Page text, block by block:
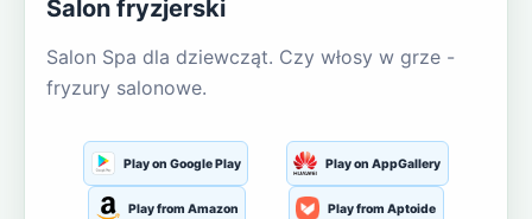
Salon fryzjerski
Salon Spa dla dziewcząt. Czy włosy w grze -
fryzury salonowe.
Play on Google Play Play on AppGallery
Play from Amazon Play from Aptoide